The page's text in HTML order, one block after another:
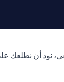
نود أن نطلعك